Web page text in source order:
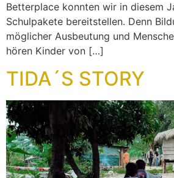
Betterplace konnten wir in diesem
Schulpakete bereitstellen. Denn
möglicher Ausbeutung und
hören Kinder von […]
TIDA´S STORY